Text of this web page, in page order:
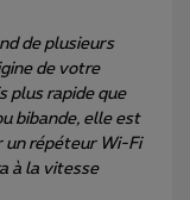
de plusieurs
de votre
plus rapide que
bibande, elle est
un répéteur Wi-Fi
à la vitesse